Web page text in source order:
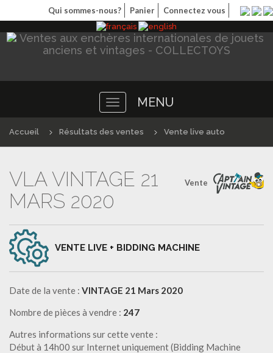
Qui sommes-nous? Panier Connectez vous
Toggle
navigation
MENU
Accueil Résultats des ventes Vente live auto
Vente
VLA VINTAGE 21
MARS 2020
VENTE LIVE + BIDDING MACHINE
Date de la vente : VINTAGE 21 Mars 2020
Nombre de pièces à vendre : 247
Autres informations sur cette vente :
Début à 14h00 sur Internet uniquement (Bidding Machine